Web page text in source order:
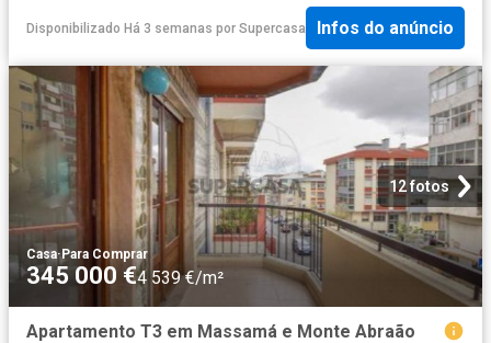
Disponibilizado Há 3 semanas por Supercasa Infos do anúncio
12 fotos
Casa·Para Comprar
345 000 €4 539 €/m²
Apartamento T3 em Massamá e Monte Abraão